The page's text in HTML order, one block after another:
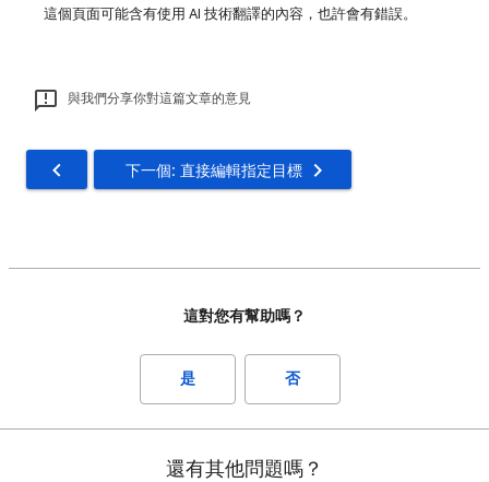
這個頁面可能含有使用 AI 技術翻譯的內容，也許會有錯誤。
與我們分享你對這篇文章的意見
下一個: 直接編輯指定目標
這對您有幫助嗎？
是 否
還有其他問題嗎？